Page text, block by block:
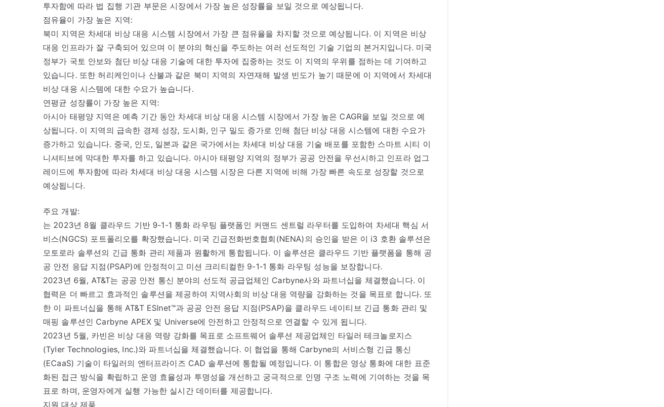
투자함에 따라 법 집행 기관 부문은 시장에서 가장 높은 성장률을 보일 것으로 예상됩니다.
점유율이 가장 높은 지역:
북미 지역은 차세대 비상 대응 시스템 시장에서 가장 큰 점유율을 차지할 것으로 예상됩니다. 이 지역은 비상
대응 인프라가 잘 구축되어 있으며 이 분야의 혁신을 주도하는 여러 선도적인 기술 기업의 본거지입니다. 미국
정부가 국토 안보와 첨단 비상 대응 기술에 대한 투자에 집중하는 것도 이 지역의 우위를 점하는 데 기여하고
있습니다. 또한 허리케인이나 산불과 같은 북미 지역의 자연재해 발생 빈도가 높기 때문에 이 지역에서 차세대
비상 대응 시스템에 대한 수요가 높습니다.
연평균 성장률이 가장 높은 지역:
아시아 태평양 지역은 예측 기간 동안 차세대 비상 대응 시스템 시장에서 가장 높은 CAGR을 보일 것으로 예
상됩니다. 이 지역의 급속한 경제 성장, 도시화, 인구 밀도 증가로 인해 첨단 비상 대응 시스템에 대한 수요가
증가하고 있습니다. 중국, 인도, 일본과 같은 국가에서는 차세대 비상 대응 기술 배포를 포함한 스마트 시티 이
니셔티브에 막대한 투자를 하고 있습니다. 아시아 태평양 지역의 정부가 공공 안전을 우선시하고 인프라 업그
레이드에 투자함에 따라 차세대 비상 대응 시스템 시장은 다른 지역에 비해 가장 빠른 속도로 성장할 것으로
예상됩니다.
주요 개발:
는 2023년 8월 클라우드 기반 9-1-1 통화 라우팅 플랫폼인 커맨드 센트럴 라우터를 도입하여 차세대 핵심 서
비스(NGCS) 포트폴리오를 확장했습니다. 미국 긴급전화번호협회(NENA)의 승인을 받은 이 i3 호환 솔루션은
모토로라 솔루션의 긴급 통화 관리 제품과 원활하게 통합됩니다. 이 솔루션은 클라우드 기반 플랫폼을 통해 공
공 안전 응답 지점(PSAP)에 안정적이고 미션 크리티컬한 9-1-1 통화 라우팅 성능을 보장합니다.
2023년 6월, AT&T는 공공 안전 통신 분야의 선도적 공급업체인 Carbyne사와 파트너십을 체결했습니다. 이
협력은 더 빠르고 효과적인 솔루션을 제공하여 지역사회의 비상 대응 역량을 강화하는 것을 목표로 합니다. 또
한 이 파트너십을 통해 AT&T ESInet™과 공공 안전 응답 지점(PSAP)을 클라우드 네이티브 긴급 통화 관리 및
매핑 솔루션인 Carbyne APEX 및 Universe에 안전하고 안정적으로 연결할 수 있게 됩니다.
2023년 5월, 카빈은 비상 대응 역량 강화를 목표로 소프트웨어 솔루션 제공업체인 타일러 테크놀로지스
(Tyler Technologies, Inc.)와 파트너십을 체결했습니다. 이 협업을 통해 Carbyne의 서비스형 긴급 통신
(ECaaS) 기술이 타일러의 엔터프라이즈 CAD 솔루션에 통합될 예정입니다. 이 통합은 영상 통화에 대한 표준
화된 접근 방식을 확립하고 운영 효율성과 투명성을 개선하고 궁극적으로 인명 구조 노력에 기여하는 것을 목
표로 하며, 운영자에게 실행 가능한 실시간 데이터를 제공합니다.
지원 대상 제품